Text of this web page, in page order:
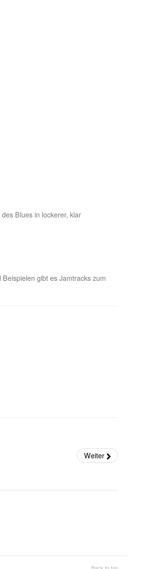
Blues in lockerer, klar
gibt es Jamtracks zum
Weiter
Back to top